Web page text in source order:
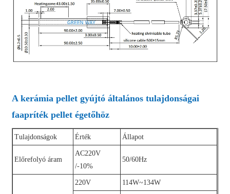
A kerámia pellet gyújtó általános tulajdonságai
faapríték pellet égetőhöz
Tulajdonságok Érték Állapot
Előrefolyó áram
AC220V
/-10%
50/60Hz
220V 114W~134W